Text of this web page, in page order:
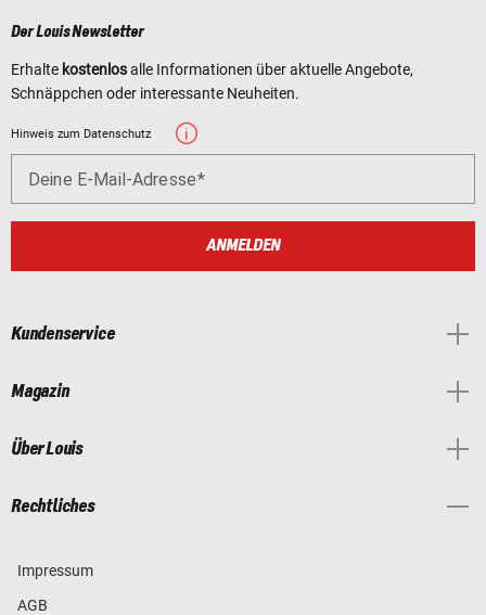
Der Louis Newsletter
Erhalte kostenlosalle Informationen über aktuelle Angebote,
Schnäppchen oder interessante Neuheiten.
Hinweis zum Datenschutz
Deine E-Mail-Adresse
ANMELDEN
Kundenservice
Magazin
Über Louis
Rechtliches
Impressum
AGB